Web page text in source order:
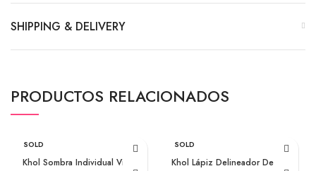
SHIPPING & DELIVERY
PRODUCTOS RELACIONADOS
SOLD
Khol Sombra Individual Violeta
SOLD
Khol Lápiz Delineador De Ojos